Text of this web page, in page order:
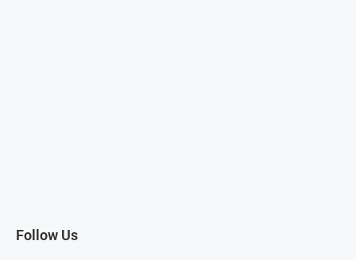
Follow Us